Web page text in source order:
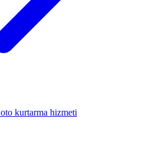
oto kurtarma hizmeti